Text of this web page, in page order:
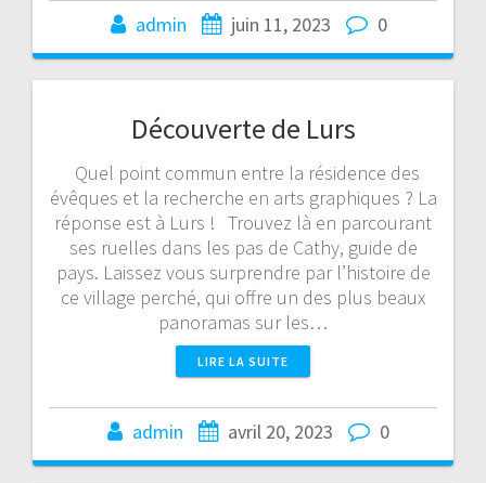
admin juin 11, 2023 0
Découverte de Lurs
Quel point commun entre la résidence des
évêques et la recherche en arts graphiques ? La
réponse est à Lurs ! Trouvez là en parcourant
ses ruelles dans les pas de Cathy, guide de
pays. Laissez vous surprendre par l’histoire de
ce village perché, qui offre un des plus beaux
panoramas sur les…
LIRE LA SUITE
admin avril 20, 2023 0